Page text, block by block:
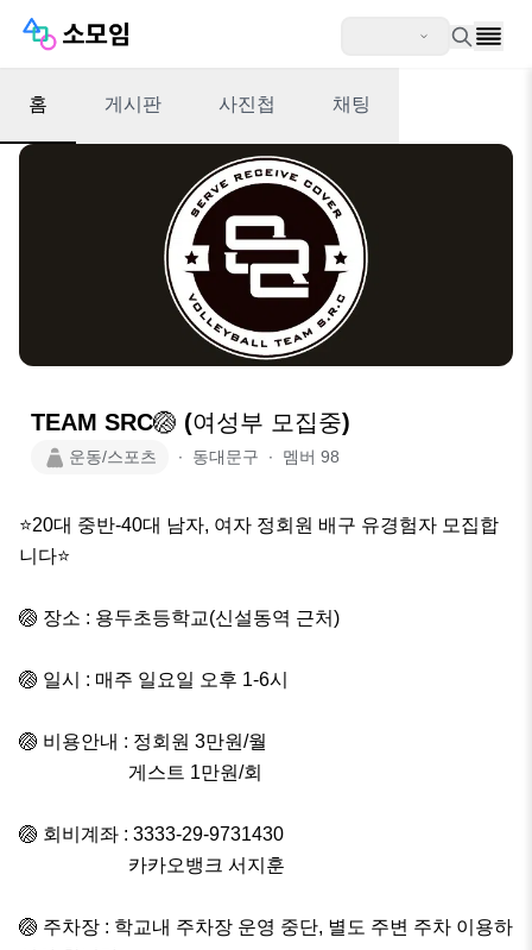
홈 게시판 사진첩 채팅
TEAM SRC🏐 (여성부 모집중)
운동/스포츠 ∙ 동대문구 ∙ 멤버 98
⭐️20대 중반-40대 남자, 여자 정회원 배구 유경험자 모집합
니다⭐️
🏐 장소 : 용두초등학교(신설동역 근처)
🏐 일시 : 매주 일요일 오후 1-6시
🏐 비용안내 : 정회원 3만원/월
🏐 회비계좌 : 3333-29-9731430
🏐 주차장 : 학교내 주차장 운영 중단, 별도 주변 주차 이용하